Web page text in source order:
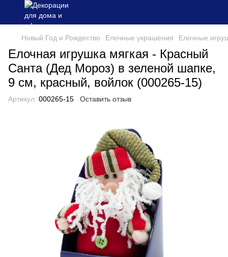
Новый Год и Рождество Елочные украшения Елочные
Елочная игрушка мягкая - Красный
Санта (Дед Мороз) в зеленой шапке,
9 см, красный, войлок (000265-15)
Артикул: 000265-15 Оставить отзыв